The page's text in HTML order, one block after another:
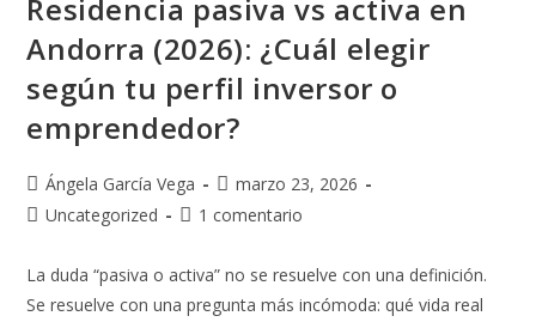
Residencia pasiva vs activa en
Andorra (2026): ¿Cuál elegir
según tu perfil inversor o
emprendedor?
Ángela García Vega
marzo 23, 2026
Uncategorized
1 comentario
La duda “pasiva o activa” no se resuelve con una definición.
Se resuelve con una pregunta más incómoda: qué vida real